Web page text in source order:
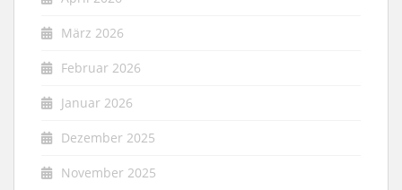
März 2026
Februar 2026
Januar 2026
Dezember 2025
November 2025